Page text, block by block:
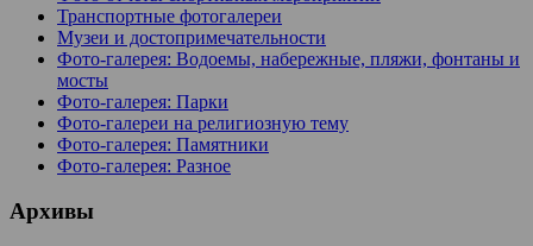
Транспортные фотогалереи
Музеи и достопримечательности
Фото-галерея: Водоемы, набережные, пляжи, фонтаны и
мосты
Фото-галерея: Парки
Фото-галереи на религиозную тему
Фото-галерея: Памятники
Фото-галерея: Разное
Архивы